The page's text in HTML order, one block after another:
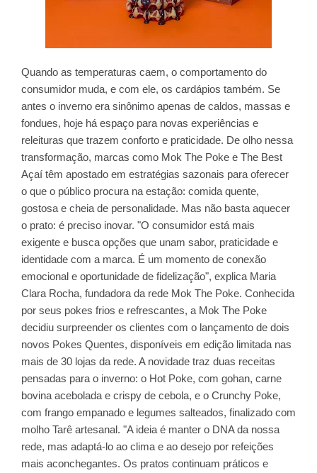
Quando as temperaturas caem, o comportamento do
consumidor muda, e com ele, os cardápios também. Se
antes o inverno era sinônimo apenas de caldos, massas e
fondues, hoje há espaço para novas experiências e
releituras que trazem conforto e praticidade. De olho nessa
transformação, marcas como Mok The Poke e The Best
Açaí têm apostado em estratégias sazonais para oferecer
o que o público procura na estação: comida quente,
gostosa e cheia de personalidade. Mas não basta aquecer
o prato: é preciso inovar. "O consumidor está mais
exigente e busca opções que unam sabor, praticidade e
identidade com a marca. É um momento de conexão
emocional e oportunidade de fidelização", explica Maria
Clara Rocha, fundadora da rede Mok The Poke. Conhecida
por seus pokes frios e refrescantes, a Mok The Poke
decidiu surpreender os clientes com o lançamento de dois
novos Pokes Quentes, disponíveis em edição limitada nas
mais de 30 lojas da rede. A novidade traz duas receitas
pensadas para o inverno: o Hot Poke, com gohan, carne
bovina acebolada e crispy de cebola, e o Crunchy Poke,
com frango empanado e legumes salteados, finalizado com
molho Tarê artesanal. "A ideia é manter o DNA da nossa
rede, mas adaptá-lo ao clima e ao desejo por refeições
mais aconchegantes. Os pratos continuam práticos e